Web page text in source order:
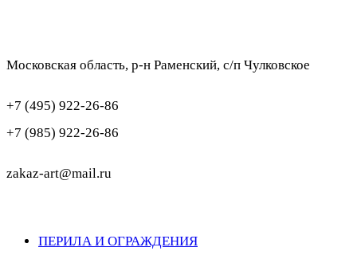
Московская область, р-н Раменский, с/п Чулковское
+7 (495) 922-26-86
+7 (985) 922-26-86
zakaz-art@mail.ru
ПЕРИЛА И ОГРАЖДЕНИЯ